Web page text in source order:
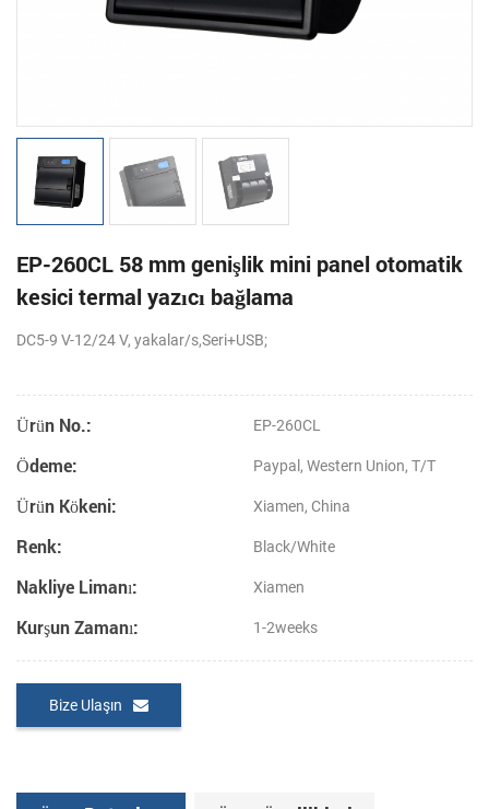
EP-260CL 58 mm genişlik mini panel otomatik
kesici termal yazıcı bağlama
DC5-9 V-12/24 V, yakalar/s,Seri+USB;
Ürün No.: EP-260CL
Ödeme: Paypal, Western Union, T/T
Ürün Kökeni: Xiamen, China
Renk: Black/White
Nakliye Limanı: Xiamen
Kurşun Zamanı: 1-2weeks
Bize Ulaşın